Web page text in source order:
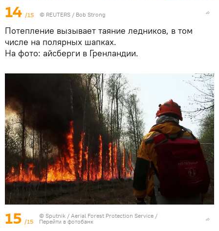
14 /15 © REUTERS / Bob Strong
Потепление вызывает таяние ледников, в том
числе на полярных шапках.
На фото: айсберги в Гренландии.
15 /15
© Sputnik / Aerial Forest Protection Service /
Перейти в фотобанк